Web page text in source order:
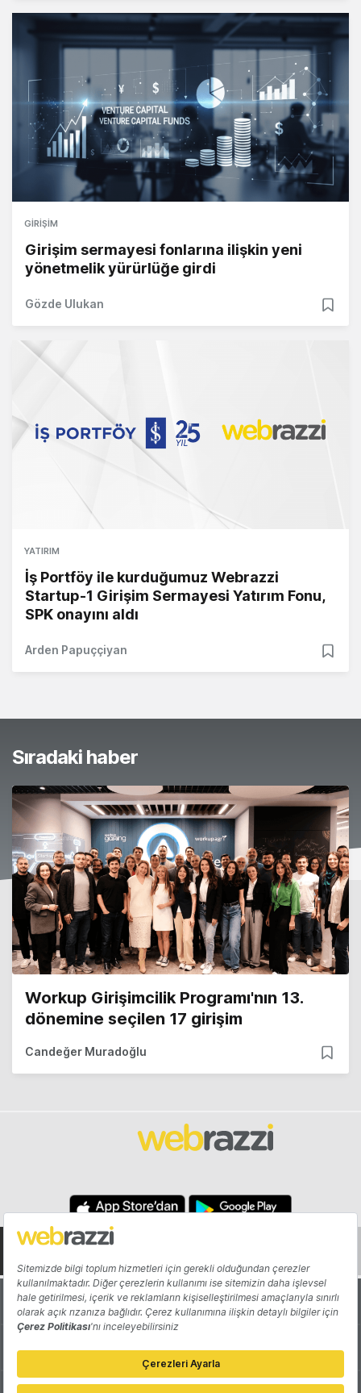
GIRIŞIM
Girişim sermayesi fonlarına ilişkin yeni
yönetmelik yürürlüğe girdi
Gözde Ulukan
YATIRIM
İş Portföy ile kurduğumuz Webrazzi
Startup-1 Girişim Sermayesi Yatırım Fonu,
SPK onayını aldı
Arden Papuççiyan
Sıradaki haber
Workup Girişimcilik Programı'nın 13.
dönemine seçilen 17 girişim
Candeğer Muradoğlu
Hakkında Yazarlar
Katkıda Bulun Reklam